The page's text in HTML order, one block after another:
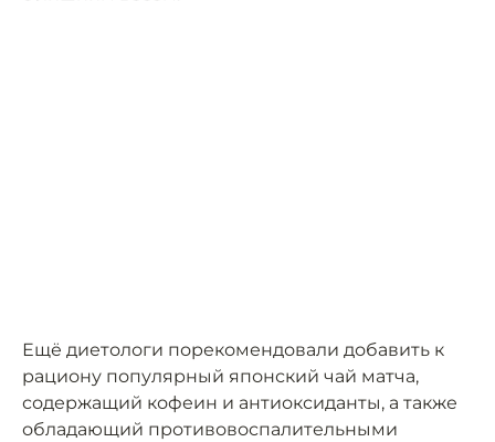
Ещё диетологи порекомендовали добавить к
рациону популярный японский чай матча,
содержащий кофеин и антиоксиданты, а также
обладающий противовоспалительными